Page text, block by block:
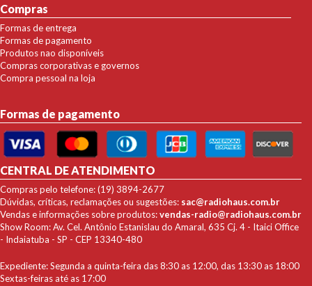
Compras
Formas de entrega
Formas de pagamento
Produtos nao disponíveis
Compras corporativas e governos
Compra pessoal na loja
Formas de pagamento
CENTRAL DE ATENDIMENTO
Compras pelo telefone: (19) 3894-2677
Dúvidas, críticas, reclamações ou sugestões: sac@radiohaus.com.br
Vendas e informações sobre produtos:vendas-radio@radiohaus.com.br
Show Room: Av. Cel. Antônio Estanislau do Amaral, 635 Cj. 4 - Itaici Office
- Indaiatuba - SP - CEP 13340-480
Expediente: Segunda a quinta-feira das 8:30 as 12:00, das 13:30 as 18:00
Sextas-feiras até as 17:00